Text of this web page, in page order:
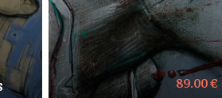
89.00 €